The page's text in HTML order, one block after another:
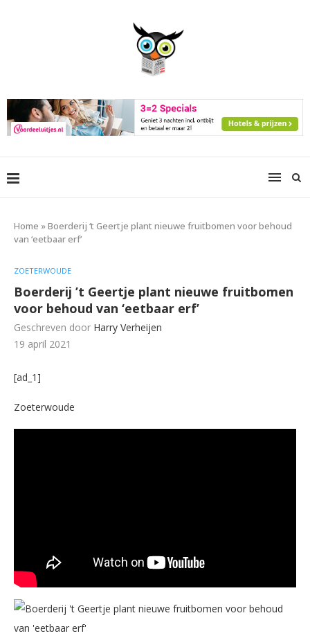
Home »Boerderij ‘t Geertje plant nieuwe fruitbomen voor behoud
van ‘eetbaar erf’
ZOETERWOUDE
Boerderij ’t Geertje plant nieuwe fruitbomen
voor behoud van ‘eetbaar erf’
Geschreven door Harry Verheijen
19 april 2021
[ad_1]
Zoeterwoude